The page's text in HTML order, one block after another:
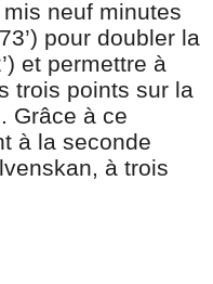
mis neuf minutes
pour doubler la
et permettre à
trois points sur la
Grâce à ce
à la seconde
à trois